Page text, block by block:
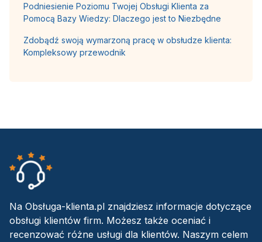
Podniesienie Poziomu Twojej Obsługi Klienta za
Pomocą Bazy Wiedzy: Dlaczego jest to Niezbędne
Zdobądź swoją wymarzoną pracę w obsłudze klienta:
Kompleksowy przewodnik
Na Obsługa-klienta.pl znajdziesz informacje dotyczące
obsługi klientów firm. Możesz także oceniać i
recenzować różne usługi dla klientów. Naszym celem